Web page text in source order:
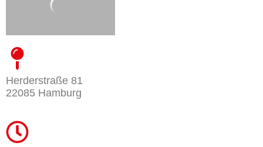
Herderstraße 81
22085 Hamburg